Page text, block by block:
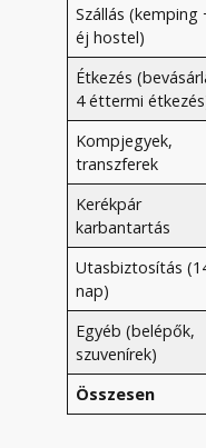
Szállás (kemping
éj hostel)
Étkezés
4 éttermi
Kompjegyek,
transzferek
Kerékpár
karbantartás
Utasbiztosítás
nap)
Egyéb (belépők,
szuvenírek)
Összesen